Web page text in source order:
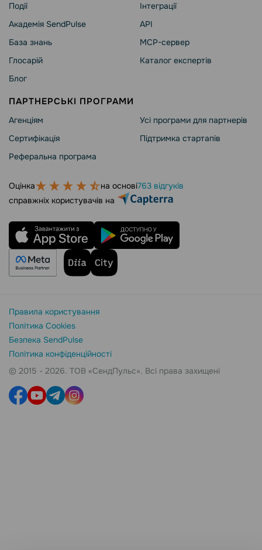
Події
Академія SendPulse
База знань
Глосарій
Блог
Інтеграції
API
MCP-сервер
Каталог експертів
ПАРТНЕРСЬКІ ПРОГРАМИ
Агенціям
Сертифікація
Реферальна програма
Усі програми для партнерів
Підтримка стартапів
Оцінка на основі763 відгуків
справжніх користувачів на
Правила користування
Політика Cookies
Безпека SendPulse
Політика конфіденційності
© 2015 - 2026. ТОВ «СендПульс». Всі права захищені